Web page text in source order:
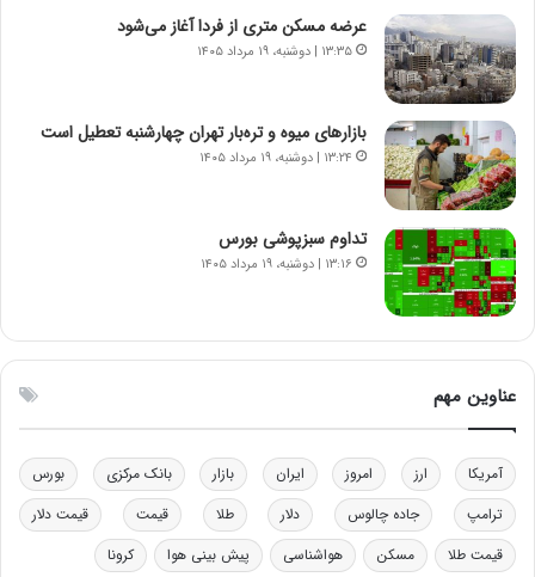
س
ت
ه
ر
م
ق
ا
ب
ل
چ
ن
ی
ن
ق
ر
ت
ی
ب
ی
ه
ا
عرضه مسکن متری از فردا آغاز می‌شود
۱۳:۳۵ | دوشنبه، ۱۹ مرداد ۱۴۰۵
بازارهای میوه و تره‌بار تهران چهارشنبه تعطیل است
۱۳:۲۴ | دوشنبه، ۱۹ مرداد ۱۴۰۵
تداوم سبزپوشی بورس
۱۳:۱۶ | دوشنبه، ۱۹ مرداد ۱۴۰۵
عناوین مهم
آمریکا ارز امروز ایران بازار بانک مرکزی
بورس
ترامپ
جاده چالوس دلار طلا قیمت
قیمت دلار
قیمت طلا
مسکن هواشناسی پیش بینی هوا کرونا